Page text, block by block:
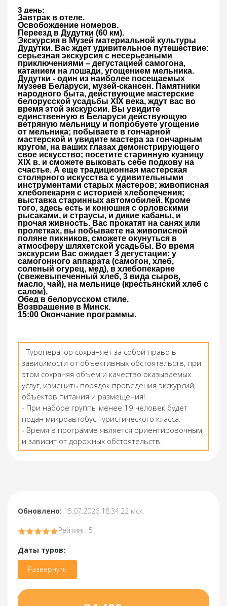
3 день:
Завтрак в отеле.
Освобождение номеров.
Переезд в Дудутки (60 км).
Экскурсия в Музей материальной культуры
Дудутки. Вас ждет удивительное путешествие:
серьезная экскурсия с несерьезными
приключениями – дегустацией самогона,
катанием на лошади, угощением мельника.
Дудутки - один из наиболее посещаемых
музеев Беларуси, музей-скансен. Памятники
народного быта, действующие мастерские
белорусской усадьбы XIX века, ждут вас во
время этой экскурсии. Вы увидите
единственную в Беларуси действующую
ветряную мельницу и попробуете угощение
от мельника; побываете в гончарной
мастерской и увидите мастера за гончарным
кругом, на ваших глазах демонстрирующего
свое искусство; посетите старинную кузницу
XIX в. и сможете выковать себе подкову на
счастье. А еще традиционная мастерская
столярного искусства с удивительными
инструментами старых мастеров; живописная
хлебопекарня с историей хлебопечения;
выставка старинных автомобилей. Кроме
того, здесь есть и конюшня с орловскими
рысаками, и страусы, и дикие кабаны, и
прочая живность. Вас прокатят на санях или
пролетках, вы побываете на живописной
поляне пикников, сможете окунуться в
атмосферу шляхетской усадьбы. Во время
экскурсии Вас ожидает 3 дегустации: у
самогонного аппарата (самогон, хлеб,
соленый огурец, мед), в хлебопекарне
(свежевыпеченный хлеб, 3 вида сыров,
масло, чай), на мельнице (крестьянский хлеб с
салом).
Обед в белорусском стиле.
Возвращение в Минск.
15:00 Окончание программы.
- Туроператор сохраняет за собой право в
зависимости от объективных обстоятельств, при
этом сохраняя объем и качество оказываемых
услуг, изменить порядок проведения экскурсий,
объектов питания и размещения!
- При наборе группы менее 19 человек будет
подан микроавтобус туристического класса.
- Время в программе является ориентировочным,
и зависит от дорожных обстоятельств.
Обновлено: 15.07.2026 18:34:22 мск.
Рейтинг: 5
Даты туров:
Развернуть